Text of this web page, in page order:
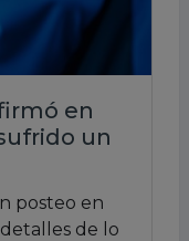
en
un
posteo en
de lo